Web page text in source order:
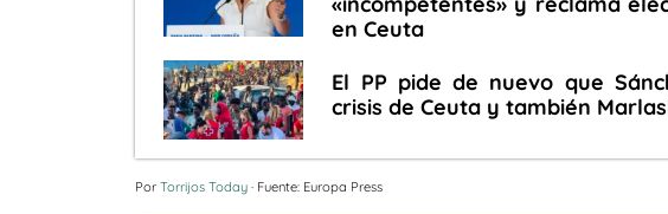
en Ceuta
El PP pide de nuevo que
crisis de Ceuta y también
Por Torrijos Today · Fuente: Europa Press